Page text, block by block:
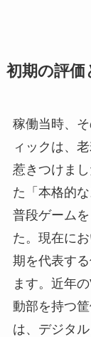
初期の評価
稼働当時、
ィックは、
惹きつけま
た「本格的
普段ゲーム
た。現在に
期を代表す
ます。近年
動部を持つ
は、デジタ